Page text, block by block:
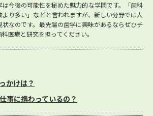
今後の可能性を秘めた魅力的な学問です。「歯科
り多い」などと言われますが、新しい分野では人
なのです。最先端の歯学に興味があるならぜひチ
医療と研究を担ってください。
かけは？
事に携わっているの？